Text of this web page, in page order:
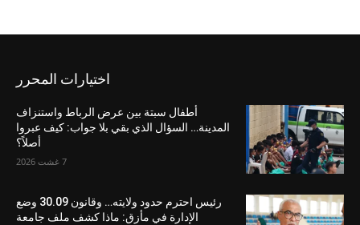
اختيارات المحرر
أطفال سبتة بين عرض الرباط واستنزاف
المدينة… السؤال الذي بقي بلا جواب: كيف عبروا
أصلاً؟
7 غشت 2026
رئيس احترم حدود ولايته… وقانون 30.09 وضع
الإدارة في مأزق: ماذا كشف ملف جامعة